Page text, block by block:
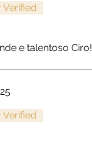
Verified
e talentoso Ciro!
Verified